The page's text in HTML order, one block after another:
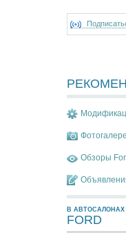
Обзоры
В АВТОСАЛОНАХ
FORD